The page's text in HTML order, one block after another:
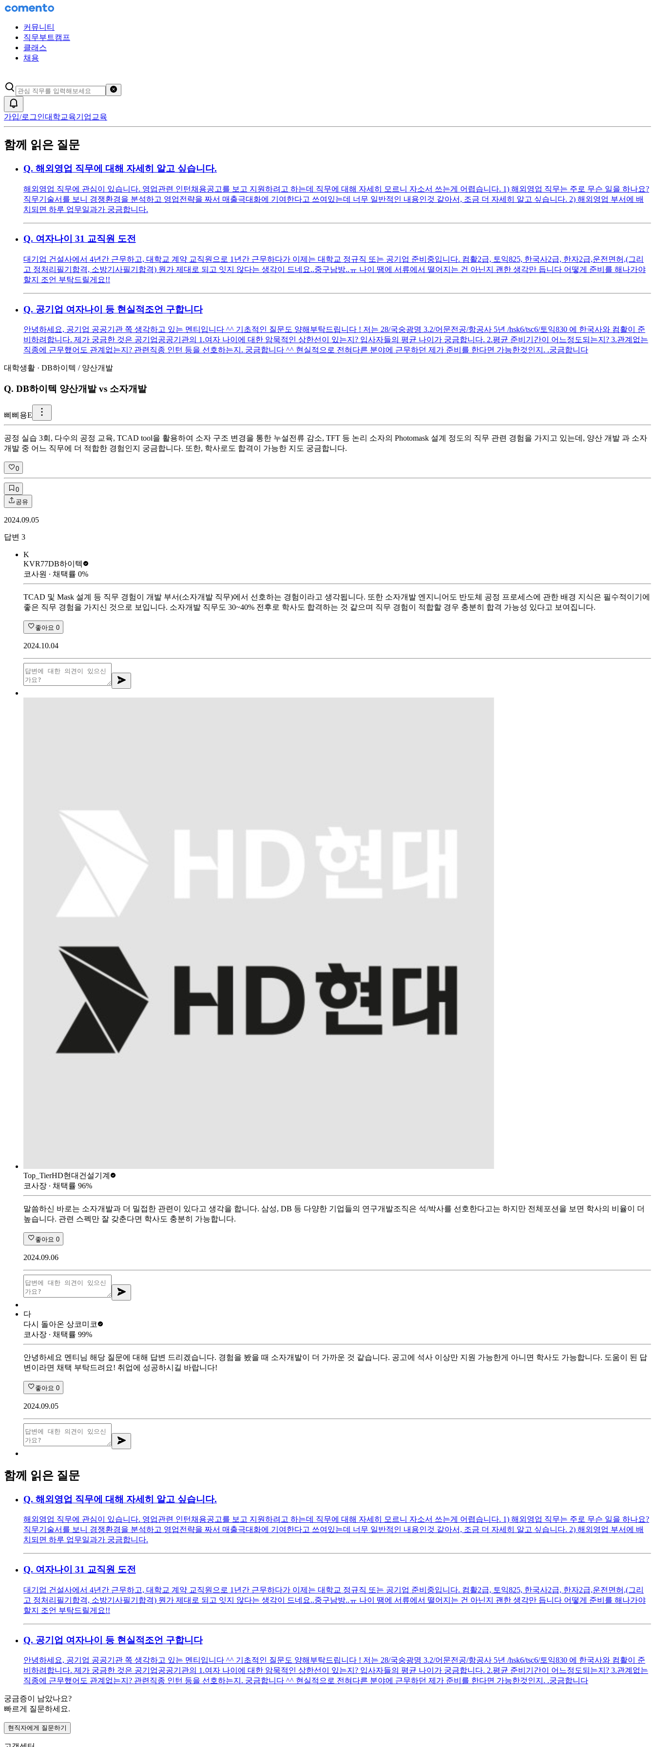
커뮤니티
직무부트캠프
클래스
채용
가입/로그인대학교육기업교육
함께 읽은 질문
Q. 해외영업 직무에 대해 자세히 알고 싶습니다.
해외영업 직무에 관심이 있습니다. 영업관련 인턴채용공고를 보고 지원하려고 하는데 직무에 대해 자세히 모르니 자소서 쓰는게 어렵습니다. 1) 해외영업 직무는 주로 무슨 일을 하나요?
직무기술서를 보니 경쟁환경을 분석하고 영업전략을 짜서 매출극대화에 기여한다고 쓰여있는데 너무 일반적인 내용인것 같아서, 조금 더 자세히 알고 싶습니다. 2) 해외영업 부서에 배
치되면 하루 업무일과가 궁금합니다.
Q. 여자나이 31 교직원 도전
대기업 건설사에서 4년간 근무하고, 대학교 계약 교직원으로 1년간 근무하다가 이제는 대학교 정규직 또는 공기업 준비중입니다. 컴활2급, 토익825, 한국사2급, 한자2급,운전면허,(그리
고 정처리필기합격, 소방기사필기합격) 뭔가 제대로 되고 잇지 않다는 생각이 드네요..중구남방..ㅠ 나이 땜에 서류에서 떨어지는 건 아닌지 괜한 생각만 듭니다 어떻게 준비를 해나가야
할지 조언 부탁드릴게요!!
Q. 공기업 여자나이 등 현실적조언 구합니다
안녕하세요, 공기업 공공기관 쪽 생각하고 있는 멘티입니다 ^^ 기초적인 질문도 양해부탁드립니다 ! 저는 28/국숭광명 3.2/어문전공/항공사 5년 /hsk6/tsc6/토익830 에 한국사와 컴활이 준
비하려합니다. 제가 궁금한 것은 공기업공공기관의 1.여자 나이에 대한 암묵적인 상한선이 있는지? 입사자들의 평균 나이가 궁금합니다. 2.평균 준비기간이 어느정도되는지? 3.관계없는
직종에 근무했어도 관계없는지? 관련직종 인턴 등을 선호하는지. 궁금합니다 ^^ 현실적으로 전혀다른 분야에 근무하던 제가 준비를 한다면 가능한것인지. .궁금합니다
대학생활 · DB하이텍 / 양산개발
Q. DB하이텍 양산개발 vs 소자개발
삐 삐용E
공정 실습 3회, 다수의 공정 교육, TCAD tool을 활용하여 소자 구조 변경을 통한 누설전류 감소, TFT 등 논리 소자의 Photomask 설계 정도의 직무 관련 경험을 가지고 있는데, 양산 개발 과 소자
개발 중 어느 직무에 더 적합한 경험인지 궁금합니다. 또한, 학사로도 합격이 가능한 지도 궁금합니다.
0
0
공유
2024.09.05
답변 3
K
KVR77DB하이텍
코사원 ∙ 채택률 0%
TCAD 및 Mask 설계 등 직무 경험이 개발 부서(소자개발 직무)에서 선호하는 경험이라고 생각됩니다. 또한 소자개발 엔지니어도 반도체 공정 프로세스에 관한 배경 지식은 필수적이기에
좋은 직무 경험을 가지신 것으로 보입니다. 소자개발 직무도 30~40% 전후로 학사도 합격하는 것 같으며 직무 경험이 적합할 경우 충분히 합격 가능성 있다고 보여집니다.
좋아요 0
2024.10.04
Top_TierHD현대건설기계
코사장 ∙ 채택률 96%
말씀하신 바로는 소자개발과 더 밀접한 관련이 있다고 생각을 합니다. 삼성, DB 등 다양한 기업들의 연구개발조직은 석/박사를 선호한다고는 하지만 전체포션을 보면 학사의 비율이 더
높습니다. 관련 스펙만 잘 갖춘다면 학사도 충분히 가능합니다.
좋아요 0
2024.09.06
다
다시 돌아온 상코미코
코사장 ∙ 채택률 99%
안녕하세요 멘티님 해당 질문에 대해 답변 드리겠습니다. 경험을 봤을 때 소자개발이 더 가까운 것 같습니다. 공고에 석사 이상만 지원 가능한게 아니면 학사도 가능합니다. 도움이 된 답
변이라면 채택 부탁드려요! 취업에 성공하시길 바랍니다!
좋아요 0
2024.09.05
함께 읽은 질문
Q. 해외영업 직무에 대해 자세히 알고 싶습니다.
해외영업 직무에 관심이 있습니다. 영업관련 인턴채용공고를 보고 지원하려고 하는데 직무에 대해 자세히 모르니 자소서 쓰는게 어렵습니다. 1) 해외영업 직무는 주로 무슨 일을 하나요?
직무기술서를 보니 경쟁환경을 분석하고 영업전략을 짜서 매출극대화에 기여한다고 쓰여있는데 너무 일반적인 내용인것 같아서, 조금 더 자세히 알고 싶습니다. 2) 해외영업 부서에 배
치되면 하루 업무일과가 궁금합니다.
Q. 여자나이 31 교직원 도전
대기업 건설사에서 4년간 근무하고, 대학교 계약 교직원으로 1년간 근무하다가 이제는 대학교 정규직 또는 공기업 준비중입니다. 컴활2급, 토익825, 한국사2급, 한자2급,운전면허,(그리
고 정처리필기합격, 소방기사필기합격) 뭔가 제대로 되고 잇지 않다는 생각이 드네요..중구남방..ㅠ 나이 땜에 서류에서 떨어지는 건 아닌지 괜한 생각만 듭니다 어떻게 준비를 해나가야
할지 조언 부탁드릴게요!!
Q. 공기업 여자나이 등 현실적조언 구합니다
안녕하세요, 공기업 공공기관 쪽 생각하고 있는 멘티입니다 ^^ 기초적인 질문도 양해부탁드립니다 ! 저는 28/국숭광명 3.2/어문전공/항공사 5년 /hsk6/tsc6/토익830 에 한국사와 컴활이 준
비하려합니다. 제가 궁금한 것은 공기업공공기관의 1.여자 나이에 대한 암묵적인 상한선이 있는지? 입사자들의 평균 나이가 궁금합니다. 2.평균 준비기간이 어느정도되는지? 3.관계없는
직종에 근무했어도 관계없는지? 관련직종 인턴 등을 선호하는지. 궁금합니다 ^^ 현실적으로 전혀다른 분야에 근무하던 제가 준비를 한다면 가능한것인지. .궁금합니다
궁금증이 남았나요?
빠르게 질문하세요.
현직자에게 질문하기